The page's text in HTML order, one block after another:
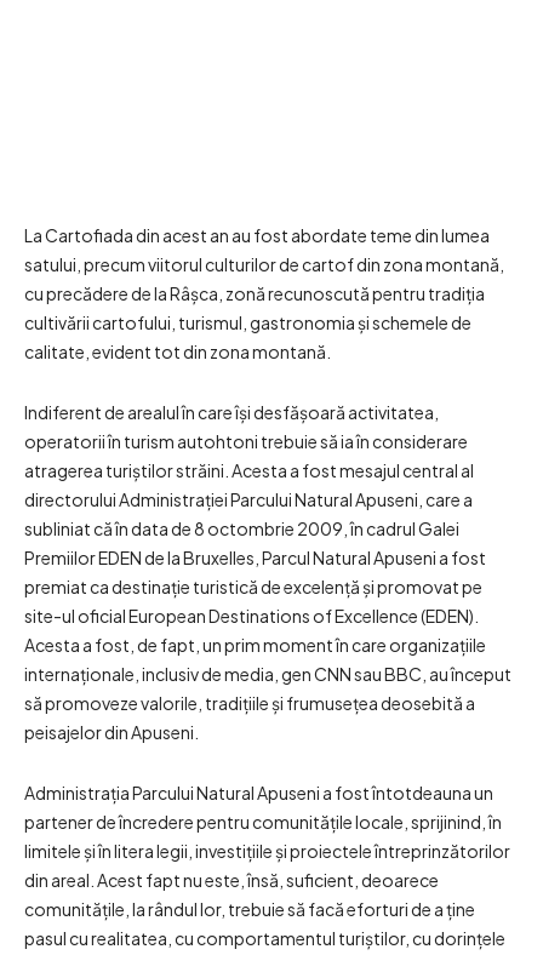
La Cartofiada din acest an au fost abordate teme din lumea
satului, precum viitorul culturilor de cartof din zona montană,
cu precădere de la Râșca, zonă recunoscută pentru tradiția
cultivării cartofului, turismul, gastronomia și schemele de
calitate, evident tot din zona montană.
Indiferent de arealul în care își desfășoară activitatea,
operatorii în turism autohtoni trebuie să ia în considerare
atragerea turiștilor străini. Acesta a fost mesajul central al
directorului Administrației Parcului Natural Apuseni, care a
subliniat că în data de 8 octombrie 2009, în cadrul Galei
Premiilor EDEN de la Bruxelles, Parcul Natural Apuseni a fost
premiat ca destinație turistică de excelență și promovat pe
site-ul oficial European Destinations of Excellence (EDEN).
Acesta a fost, de fapt, un prim moment în care organizațiile
internaționale, inclusiv de media, gen CNN sau BBC, au început
să promoveze valorile, tradițiile și frumusețea deosebită a
peisajelor din Apuseni.
Administrația Parcului Natural Apuseni a fost întotdeauna un
partener de încredere pentru comunitățile locale, sprijinind, în
limitele și în litera legii, investițiile și proiectele întreprinzătorilor
din areal. Acest fapt nu este, însă, suficient, deoarece
comunitățile, la rândul lor, trebuie să facă eforturi de a ține
pasul cu realitatea, cu comportamentul turiștilor, cu dorințele